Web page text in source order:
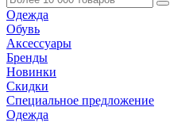
Одежда
Обувь
Аксессуары
Бренды
Новинки
Скидки
Специальное предложение
Одежда